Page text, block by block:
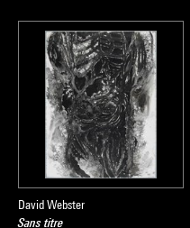
David Webster
Sans titre